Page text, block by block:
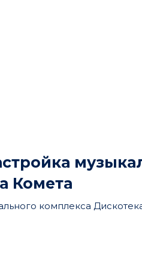
Комета
комплекса